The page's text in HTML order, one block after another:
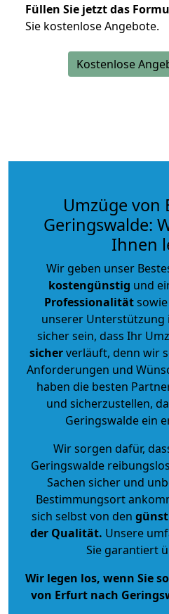
Füllen Sie jetzt das
Sie kostenlose Angebote.
Kostenlose
Umzüge von
Geringswalde:
Ihnen
Wir geben unser
kostengünstig und
Professionalität
unserer Unterstützung
sicher sein, dass Ihr
sicherverläuft, denn wir
Anforderungen und
haben die besten
und sicherzustellen,
Geringswalde ein
Wir sorgen dafür,
Geringswalde
Sachen sicher und
Bestimmungsort
sich selbst von den
der Qualität. Unsere
Sie garantiert
Wir legen los, wenn Sie
von Erfurt nach